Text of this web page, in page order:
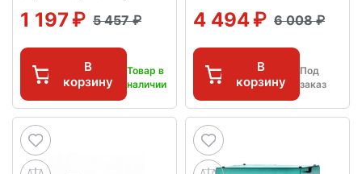
1 197 5 457
В
корзину
Товар в
наличии
4 494 6 008
В
корзину
Под
заказ